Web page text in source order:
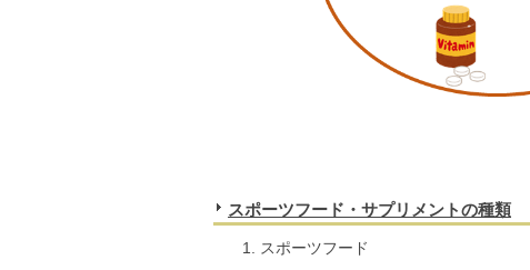
スポーツフード・サプリメントの種類
スポーツフード